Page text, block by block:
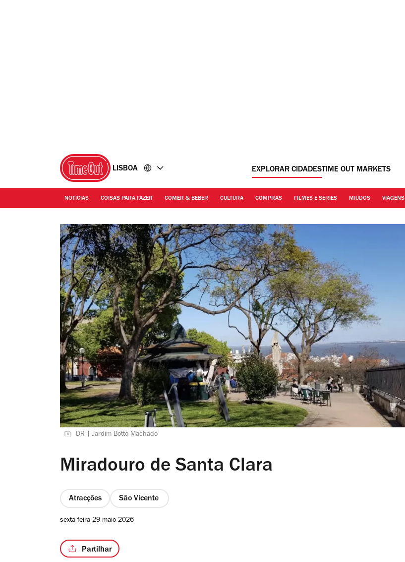
LISBOA EXPLORAR CIDADESTIME OUT MARKETS
NOTÍCIAS COISAS PARA FAZER COMER & BEBER CULTURA COMPRAS FILMES E SÉRIES MIÚDOS VIAGENS
DR | Jardim Botto Machado
Miradouro de Santa Clara
Atracções São Vicente
sexta-feira 29 maio 2026
Partilhar